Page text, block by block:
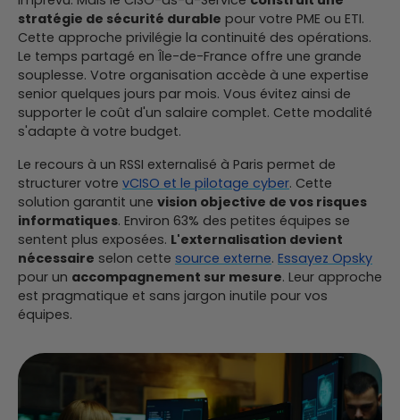
stratégie de sécurité durable pour votre PME ou ETI.
Cette approche privilégie la continuité des opérations.
Le temps partagé en Île-de-France offre une grande
souplesse. Votre organisation accède à une expertise
senior quelques jours par mois. Vous évitez ainsi de
supporter le coût d'un salaire complet. Cette modalité
s'adapte à votre budget.
Le recours à un RSSI externalisé à Paris permet de
structurer votre vCISO et le pilotage cyber. Cette
solution garantit une vision objective de vos risques
informatiques. Environ 63% des petites équipes se
sentent plus exposées. L'externalisation devient
nécessaire selon cette source externe. Essayez Opsky
pour un accompagnement sur mesure. Leur approche
est pragmatique et sans jargon inutile pour vos
équipes.